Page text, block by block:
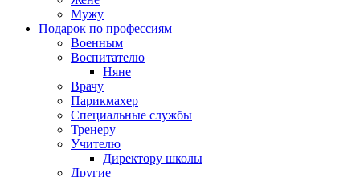
Мужу
Подарок по профессиям
Военным
Воспитателю
Няне
Врачу
Парикмахер
Специальные службы
Тренеру
Учителю
Директору школы
Другие